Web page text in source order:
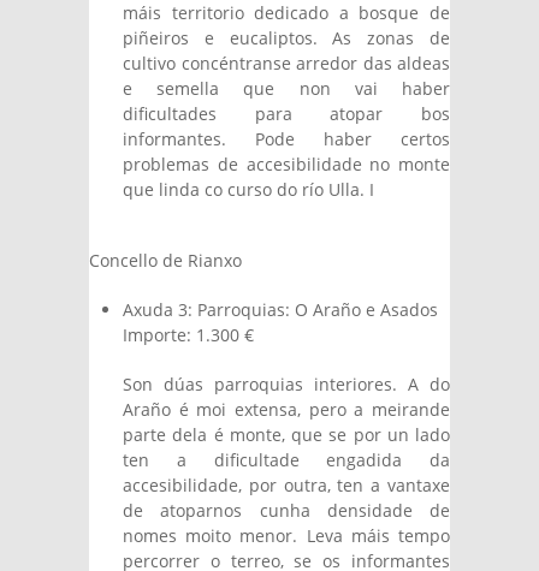
máis territorio dedicado a bosque de
piñeiros e eucaliptos. As zonas de
cultivo concéntranse arredor das aldeas
e semella que non vai haber
dificultades para atopar bos
informantes. Pode haber certos
problemas de accesibilidade no monte
que linda co curso do río Ulla. I
Concello de Rianxo
Axuda 3: Parroquias: O Araño e Asados
Importe: 1.300 €
Son dúas parroquias interiores. A do
Araño é moi extensa, pero a meirande
parte dela é monte, que se por un lado
ten a dificultade engadida da
accesibilidade, por outra, ten a vantaxe
de atoparnos cunha densidade de
nomes moito menor. Leva máis tempo
percorrer o terreo, se os informantes